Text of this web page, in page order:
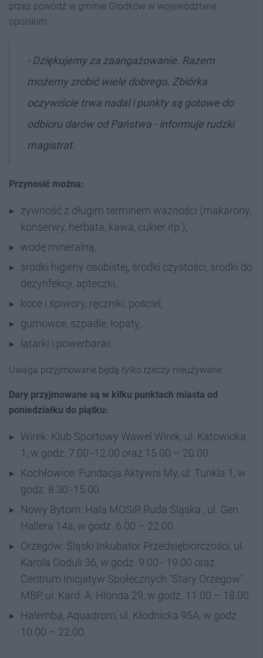
przez powódź w gminie Grodków w województwie
opolskim.
- Dziękujemy za zaangażowanie. Razem
możemy zrobić wiele dobrego. Zbiórka
oczywiście trwa nadal i punkty są gotowe do
odbioru darów od Państwa - informuje rudzki
magistrat.
Przynosić można:
żywność z długim terminem ważności (makarony,
konserwy, herbata, kawa, cukier itp.),
wodę mineralną,
środki higieny osobistej, środki czystości, środki do
dezynfekcji, apteczki,
koce i śpiwory, ręczniki, pościel,
gumowce, szpadle, łopaty,
latarki i powerbanki.
Uwaga przyjmowane będą tylko rzeczy nieużywane.
Dary przyjmowane są w kilku punktach miasta od
poniedziałku do piątku:
Wirek: Klub Sportowy Wawel Wirek, ul. Katowicka
1, w godz. 7.00 -12.00 oraz 15.00 – 20.00.
Kochłowice: Fundacja Aktywni My, ul. Tunkla 1, w
godz. 8.30 -15.00.
Nowy Bytom: Hala MOSiR Ruda Śląska , ul. Gen.
Hallera 14a, w godz. 6.00 – 22.00.
Orzegów: Śląski Inkubator Przedsiębiorczości, ul.
Karola Goduli 36, w godz. 9.00 - 19.00 oraz
Centrum Inicjatyw Społecznych "Stary Orzegów"
MBP, ul. Kard. A. Hlonda 29, w godz. 11.00 – 18.00.
Halemba, Aquadrom, ul. Kłodnicka 95A, w godz.
10.00 – 22.00.